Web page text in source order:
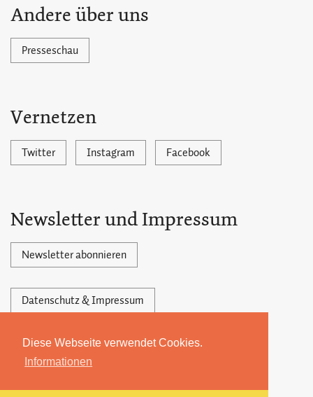
Diese Webseite verwendet Cookies.
Informationen
Andere über uns
Presseschau
Vernetzen
Twitter Instagram Facebook
Newsletter und Impressum
Newsletter abonnieren
Datenschutz & Impressum
Powered by Ghost,